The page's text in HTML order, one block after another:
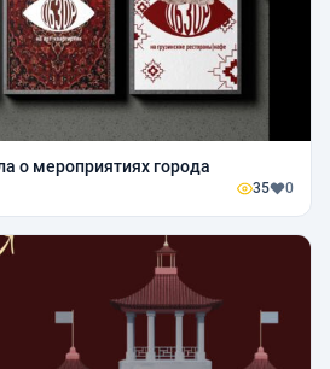
о мероприятиях города
35 0